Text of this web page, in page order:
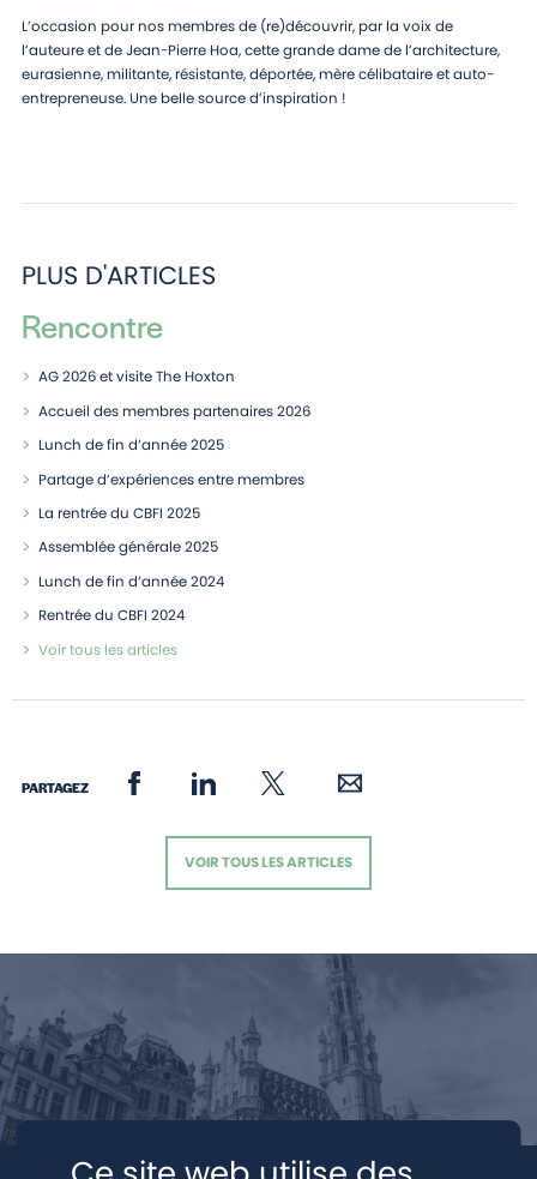
L’occasion pour nos membres de (re)découvrir, par la voix de
l’auteure et de Jean-Pierre Hoa, cette grande dame de l’architecture,
eurasienne, militante, résistante, déportée, mère célibataire et auto-
entrepreneuse. Une belle source d’inspiration !
PLUS D'ARTICLES
Rencontre
AG 2026 et visite The Hoxton
Accueil des membres partenaires 2026
Lunch de fin d’année 2025
Partage d’expériences entre membres
La rentrée du CBFI 2025
Assemblée générale 2025
Lunch de fin d’année 2024
Rentrée du CBFI 2024
Voir tous les articles
PARTAGEZ
VOIR TOUS LES ARTICLES